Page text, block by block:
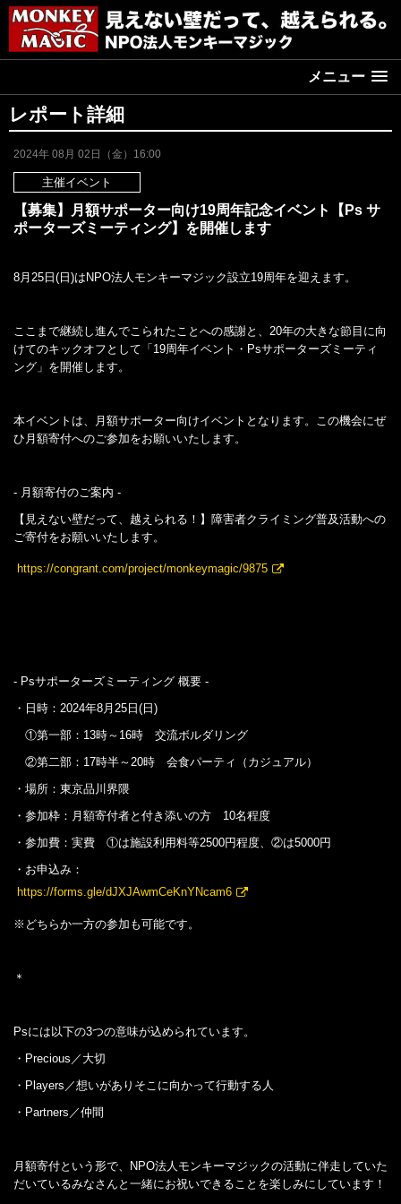
メニュー
レポート詳細
2024年 08月 02日（金）16:00
主催イベント
【募集】月額サポーター向け19周年記念イベント【Ps サ
ポーターズミーティング】を開催します
8月25日(日)はNPO法人モンキーマジック設立19周年を迎えます。
ここまで継続し進んでこられたことへの感謝と、20年の大きな節目に向
けてのキックオフとして「19周年イベント・Psサポーターズミーティ
ング」を開催します。
本イベントは、月額サポーター向けイベントとなります。この機会にぜ
ひ月額寄付へのご参加をお願いいたします。
- 月額寄付のご案内 -
【見えない壁だって、越えられる！】障害者クライミング普及活動への
ご寄付をお願いいたします。
https://congrant.com/project/monkeymagic/9875
- Psサポーターズミーティング 概要 -
・日時：2024年8月25日(日)
①第一部：13時～16時 交流ボルダリング
②第二部：17時半～20時 会食パーティ（カジュアル）
・場所：東京品川界隈
・参加枠：月額寄付者と付き添いの方 10名程度
・参加費：実費 ①は施設利用料等2500円程度、②は5000円
・お申込み：
https://forms.gle/dJXJAwmCeKnYNcam6
※どちらか一方の参加も可能です。
＊
Psには以下の3つの意味が込められています。
・Precious／大切
・Players／想いがありそこに向かって行動する人
・Partners／仲間
月額寄付という形で、NPO法人モンキーマジックの活動に伴走していた
だいているみなさんと一緒にお祝いできることを楽しみにしています！